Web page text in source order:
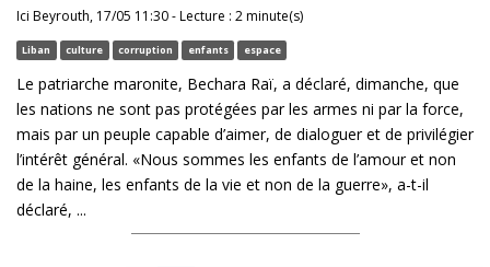
Ici Beyrouth, 17/05 11:30 - Lecture : 2 minute(s)
Liban culture corruption enfants espace
Le patriarche maronite, Bechara Raï, a déclaré, dimanche, que
les nations ne sont pas protégées par les armes ni par la force,
mais par un peuple capable d’aimer, de dialoguer et de privilégier
l’intérêt général. «Nous sommes les enfants de l’amour et non
de la haine, les enfants de la vie et non de la guerre», a-t-il
déclaré, ...